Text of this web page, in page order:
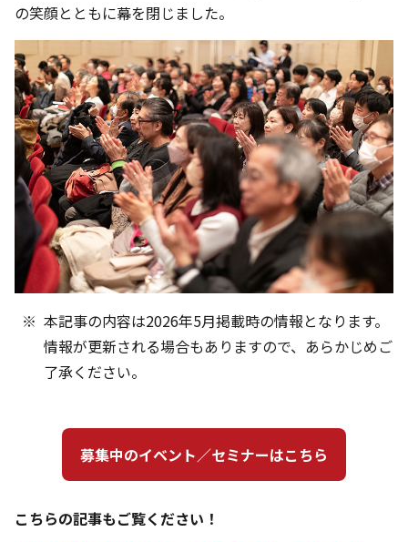
の笑顔とともに幕を閉じました。
本記事の内容は2026年5月掲載時の情報となります。
情報が更新される場合もありますので、あらかじめご
了承ください。
募集中のイベント／セミナーはこちら
こちらの記事もご覧ください！